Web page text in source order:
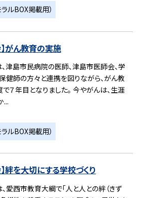
ルBOX掲載用）
がん教育の実施
津島市民病院の医師、津島市医師会、学
健師の方々と連携を図りながら、がん教
７年目となりました。 今やがんは、生涯
...
ルBOX掲載用）
絆を大切にする学校づくり
愛西市教育大綱で「人と人との絆（きず